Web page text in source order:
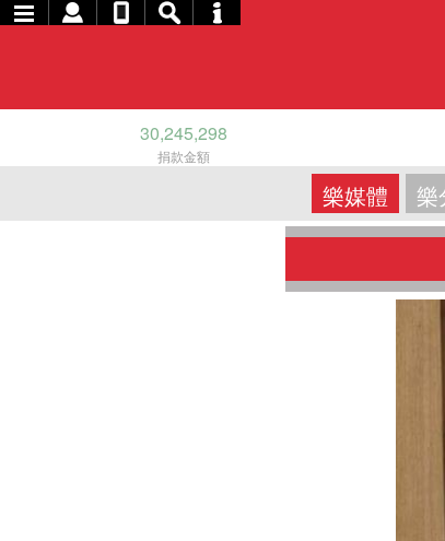
30,245,298
捐款金額
樂媒體 樂